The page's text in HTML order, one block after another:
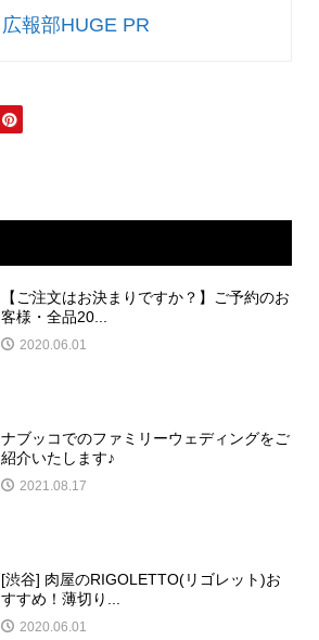
広報部HUGE PR
【ご注文はお決まりですか？】ご予約のお
客様・全品20...
2020.06.01
ナブッコでのファミリーウェディングをご
紹介いたします♪
2021.08.17
[渋谷] 肉屋のRIGOLETTO(リゴレット)お
すすめ！薄切り...
2020.06.01